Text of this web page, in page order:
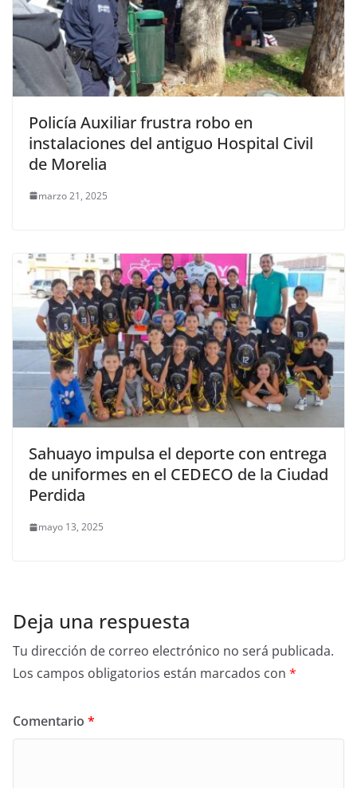
Policía Auxiliar frustra robo en
instalaciones del antiguo Hospital Civil
de Morelia
marzo 21, 2025
Sahuayo impulsa el deporte con entrega
de uniformes en el CEDECO de la Ciudad
Perdida
mayo 13, 2025
Deja una respuesta
Tu dirección de correo electrónico no será publicada.
Los campos obligatorios están marcados con *
Comentario *